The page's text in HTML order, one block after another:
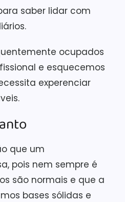
saber lidar com
ocupados
e esquecemos
experenciar
que um
pois nem sempre é
são normais e que a
bases sólidas e